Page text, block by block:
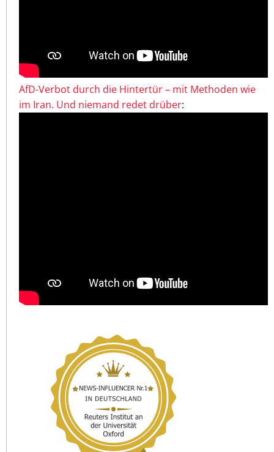
AfD-Verbot durch die Hintertür – mit Methoden wie
im Iran. Und niemand redet drüber: